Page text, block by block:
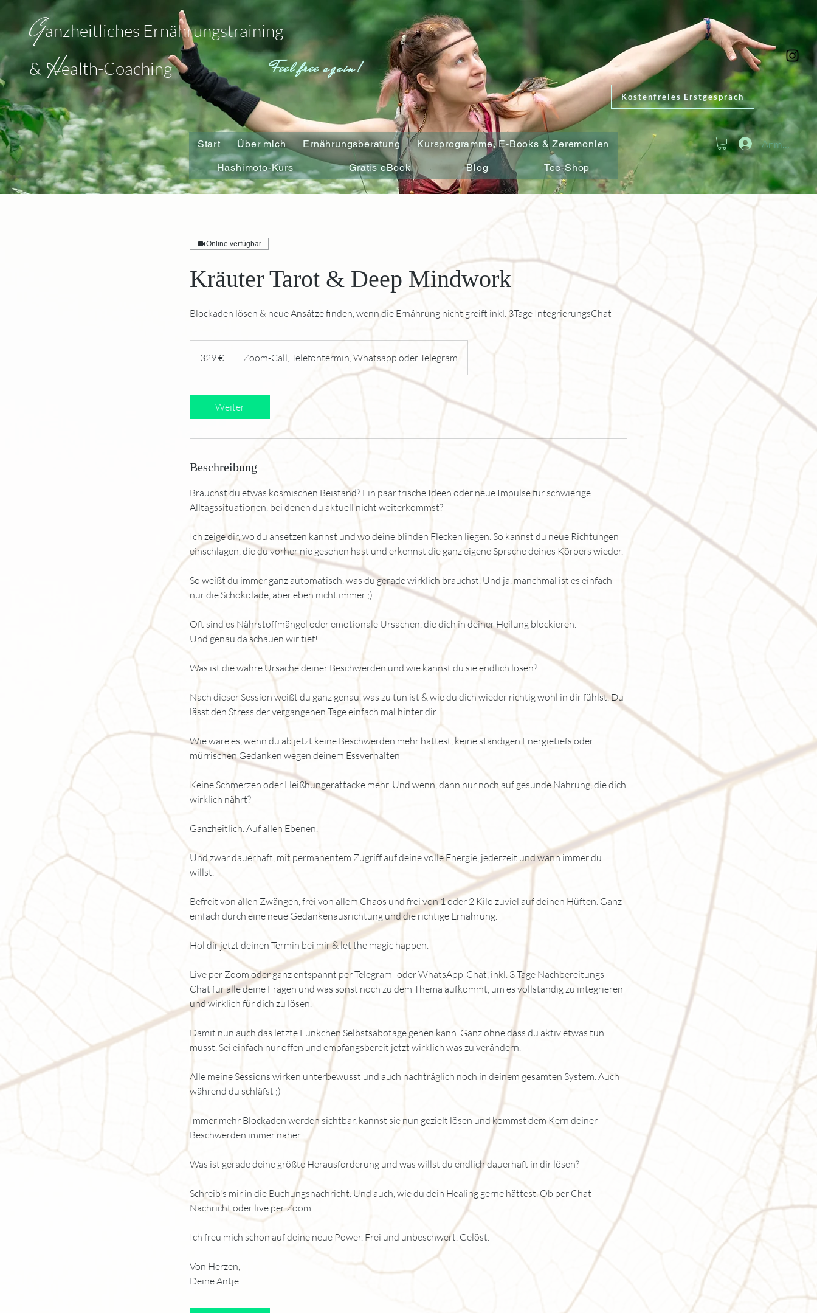
Ganzheitliches Ernährungstraining
& Health-Coaching Feel free again!
Kostenfreies Erstgespräch
Start Über mich Ernährungsberatung Kursprogramme, E-Books & Zeremonien
Hashimoto-Kurs Gratis eBook Blog Tee-Shop
Anmelden
Online verfügbar
Kräuter Tarot & Deep Mindwork
Blockaden lösen & neue Ansätze finden, wenn die Ernährung nicht greift inkl. 3Tage IntegrierungsChat
329 € Zoom-Call, Telefontermin, Whatsapp oder Telegram
Weiter
Beschreibung
Brauchst du etwas kosmischen Beistand? Ein paar frische Ideen oder neue Impulse für schwierige
Alltagssituationen, bei denen du aktuell nicht weiterkommst?
Ich zeige dir, wo du ansetzen kannst und wo deine blinden Flecken liegen. So kannst du neue Richtungen
einschlagen, die du vorher nie gesehen hast und erkennst die ganz eigene Sprache deines Körpers wieder.
So weißt du immer ganz automatisch, was du gerade wirklich brauchst. Und ja, manchmal ist es einfach
nur die Schokolade, aber eben nicht immer ;)
Oft sind es Nährstoffmängel oder emotionale Ursachen, die dich in deiner Heilung blockieren.
Und genau da schauen wir tief!
Was ist die wahre Ursache deiner Beschwerden und wie kannst du sie endlich lösen?
Nach dieser Session weißt du ganz genau, was zu tun ist & wie du dich wieder richtig wohl in dir fühlst. Du
lässt den Stress der vergangenen Tage einfach mal hinter dir.
Wie wäre es, wenn du ab jetzt keine Beschwerden mehr hättest, keine ständigen Energietiefs oder
mürrischen Gedanken wegen deinem Essverhalten
Keine Schmerzen oder Heißhungerattacke mehr. Und wenn, dann nur noch auf gesunde Nahrung, die dich
wirklich nährt?
Ganzheitlich. Auf allen Ebenen.
Und zwar dauerhaft, mit permanentem Zugriff auf deine volle Energie, jederzeit und wann immer du
willst.
Befreit von allen Zwängen, frei von allem Chaos und frei von 1 oder 2 Kilo zuviel auf deinen Hüften. Ganz
einfach durch eine neue Gedankenausrichtung und die richtige Ernährung.
Hol dir jetzt deinen Termin bei mir & let the magic happen.
Live per Zoom oder ganz entspannt per Telegram- oder WhatsApp-Chat, inkl. 3 Tage Nachbereitungs-
Chat für alle deine Fragen und was sonst noch zu dem Thema aufkommt, um es vollständig zu integrieren
und wirklich für dich zu lösen.
Damit nun auch das letzte Fünkchen Selbstsabotage gehen kann. Ganz ohne dass du aktiv etwas tun
musst. Sei einfach nur offen und empfangsbereit jetzt wirklich was zu verändern.
Alle meine Sessions wirken unterbewusst und auch nachträglich noch in deinem gesamten System. Auch
während du schläfst ;)
Immer mehr Blockaden werden sichtbar, kannst sie nun gezielt lösen und kommst dem Kern deiner
Beschwerden immer näher.
Was ist gerade deine größte Herausforderung und was willst du endlich dauerhaft in dir lösen?
Schreib's mir in die Buchungsnachricht. Und auch, wie du dein Healing gerne hättest. Ob per Chat-
Nachricht oder live per Zoom.
Ich freu mich schon auf deine neue Power. Frei und unbeschwert. Gelöst.
Von Herzen,
Deine Antje